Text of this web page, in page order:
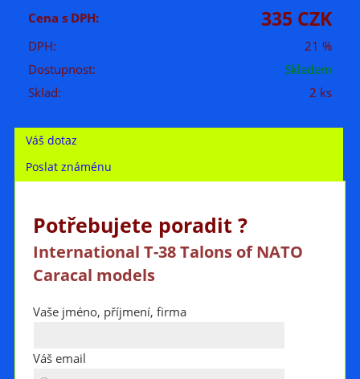
Cena s DPH:
335 CZK
DPH:
21 %
Dostupnost:
Skladem
Sklad:
2 ks
Váš dotaz
Poslat známénu
Potřebujete poradit ?
International T-38 Talons of NATO
Caracal models
Vaše jméno, příjmení, firma
Váš email